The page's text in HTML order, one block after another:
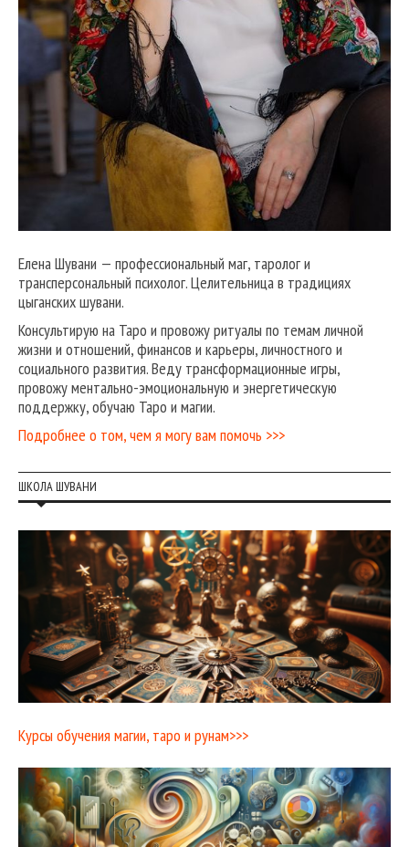
Елена Шувани — профессиональный маг, таролог и
трансперсональный психолог. Целительница в традициях
цыганских шувани.
Консультирую на Таро и провожу ритуалы по темам личной
жизни и отношений, финансов и карьеры, личностного и
социального развития. Веду трансформационные игры,
провожу ментально-эмоциональную и энергетическую
поддержку, обучаю Таро и магии.
Подробнее о том, чем я могу вам помочь >>>
ШКОЛА ШУВАНИ
Курсы обучения магии, таро и рунам>>>